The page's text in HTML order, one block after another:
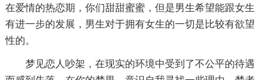
在爱情的热恋期，你们甜甜蜜蜜，但是男生希望能跟女生
有进一步的发展，男生对于拥有女生的一切是比较有欲望
性的。
梦见恋人吵架，在现实的环境中受到了不公平的待遇